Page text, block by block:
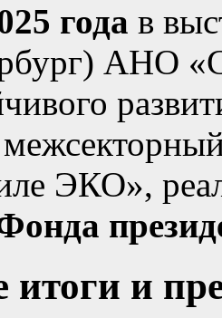
года в
АНО
ЭКО»,
и